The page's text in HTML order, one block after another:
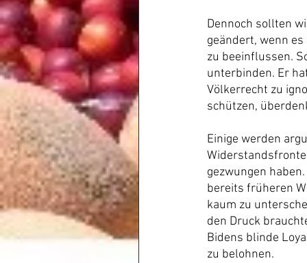
Dennoch sollten
geändert, wenn
zu beeinflussen.
unterbinden. Er
Völkerrecht zu
schützen,
Einige werden
gezwungen
bereits früheren
kaum zu
den Druck
Bidens blinde
zu belohnen.